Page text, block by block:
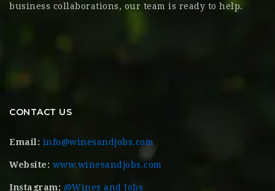
business collaborations, our team is ready to help.
CONTACT US
Email: info@winesandjobs.com
Website: www.winesandjobs.com
Instagram: @Wines and Jobs